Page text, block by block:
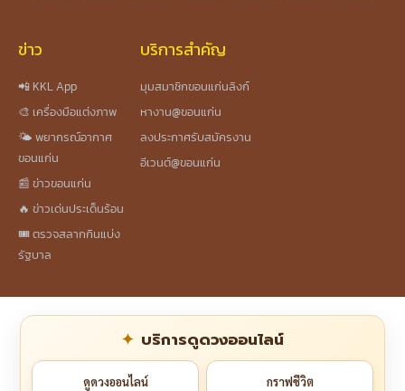
ข่าว
📲 KKL App
🎨 เครื่องมือแต่งภาพ
🌤️ พยากรณ์อากาศ
ขอนแก่น
📰 ข่าวขอนแก่น
🔥 ข่าวเด่นประเด็นร้อน
🎟️ ตรวจสลากกินแบ่ง
รัฐบาล
บริการสำคัญ
มุมสมาชิกขอนแก่นลิงก์
หางาน@ขอนแก่น
ลงประกาศรับสมัครงาน
อีเวนต์@ขอนแก่น
บริการดูดวงออนไลน์
ดูดวงออนไลน์ กราฟชีวิต